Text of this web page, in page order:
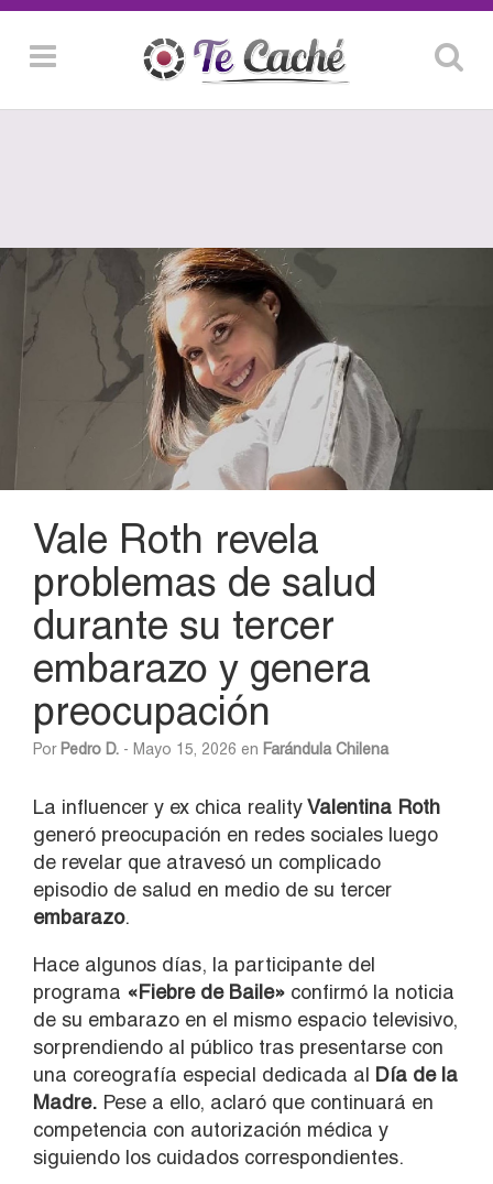
Vale Roth revela
problemas de salud
durante su tercer
embarazo y genera
preocupación
Por Pedro D. - Mayo 15, 2026 en Farándula Chilena
La influencer y ex chica realityValentina Roth
generó preocupación en redes sociales luego
de revelar que atravesó un complicado
episodio de salud en medio de su tercer
embarazo.
Hace algunos días, la participante del
programa «Fiebre de Baile» confirmó la noticia
de su embarazo en el mismo espacio televisivo,
sorprendiendo al público tras presentarse con
una coreografía especial dedicada al Día de la
Madre. Pese a ello, aclaró que continuará en
competencia con autorización médica y
siguiendo los cuidados correspondientes.